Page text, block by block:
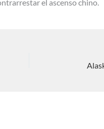
el ascenso chino.